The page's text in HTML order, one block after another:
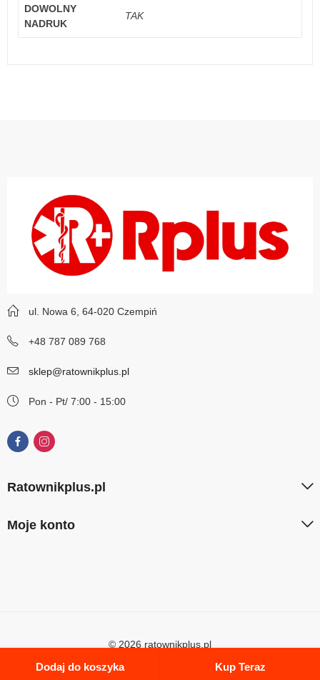
Dodaj do koszyka Kup Teraz
DOWOLNY
NADRUK
TAK
ul. Nowa 6, 64-020 Czempiń
+48 787 089 768
sklep@ratownikplus.pl
Pon - Pt/ 7:00 - 15:00
Ratownikplus.pl
Moje konto
© 2026 ratownikplus.pl